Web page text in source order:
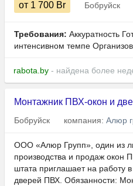
от 1 700 Br Бобруйск
Требования: Аккуратность
интенсивном темпе
rabota.by - найдена более
Монтажник ПВХ-окон и
Бобруйск компания: Алюр
ООО «Алюр Групп», один из
производства и продаж окон
штата приглашает на работу
дверей ПВХ. Обязанности: